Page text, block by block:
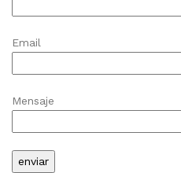
Email
Mensaje